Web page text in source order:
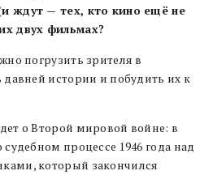
ждут — тех, кто кино ещё не
двух фильмах?
погрузить зрителя в
давней истории и побудить их к
о Второй мировой войне: в
процессе 1946 года над
который закончился